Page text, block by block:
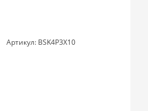
Артикул: BSK4P3X10